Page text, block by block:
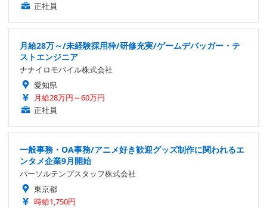
正社員
月給28万～/未経験採用枠/研修充実/ゲームデバッガー・テ
ストエンジニア
ナナイロモバイル株式会社
愛知県
月給28万円～60万円
正社員
一般事務・OA事務/アニメ好き歓迎グッズ制作に関われるエ
ンタメ企業9月開始
パーソルテンプスタッフ株式会社
東京都
時給1,750円